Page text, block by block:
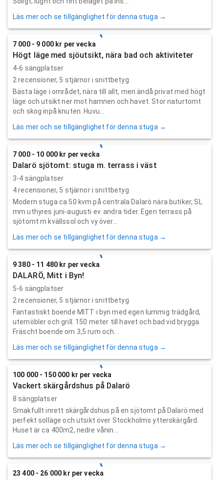
Läs mer och se tillgänglighet för denna stuga →
7 000 - 9 000 kr per vecka
Högt läge med sjöutsikt, nära bad och aktiviteter
4-6 sängplatser
2 recensioner, 5 stjärnor i snittbetyg
Bästa läge i området, nära till allt, men ändå privat med högt
läge och utsikt ner mot hamnen och havet. Stor naturtomt
och skog inpå knuten. Huvu...
Läs mer och se tillgänglighet för denna stuga →
7 000 - 10 000 kr per vecka
Dalarö sjötomt: stuga m. terrass i väst
3-4 sängplatser
4recensioner, 5 stjärnor i snittbetyg
Modern stuga ca 50 kvm på centrala Dalarö nära butiker, SL
mm uthyres juni-augusti ev. andra tider. Egen terrass på
sjötomt m kvällssol och vy över...
Läs mer och se tillgänglighet för denna stuga →
9 380 - 11 480 kr per vecka
DALARÖ, Mitt i Byn!
5-6 sängplatser
2 recensioner, 5 stjärnor i snittbetyg
Fantastiskt boende MITT i byn med egen lummig trädgård,
utemöbler och grill. 150 meter till havet och bad vid brygga.
Fräscht boende om 3,5 rum och...
Läs mer och se tillgänglighet för denna stuga →
100 000 - 150 000 kr per vecka
Vackert skärgårdshus på Dalarö
8 sängplatser
Smakfullt inrett skärgårdshus på en sjötomt på Dalarö med
perfekt solläge och utsikt över Stockholms ytterskärgård.
Huset är ca 400m2, nedre vånin...
Läs mer och se tillgänglighet för denna stuga →
23 400 - 26 000 kr per vecka